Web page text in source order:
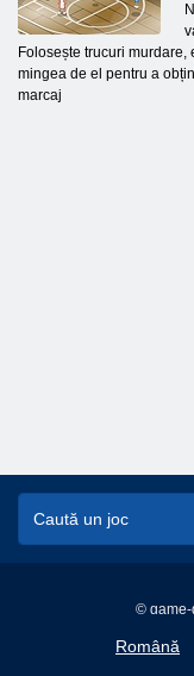
Folosește trucuri
mingea de el pentru a
marcaj
© game-
Română
English